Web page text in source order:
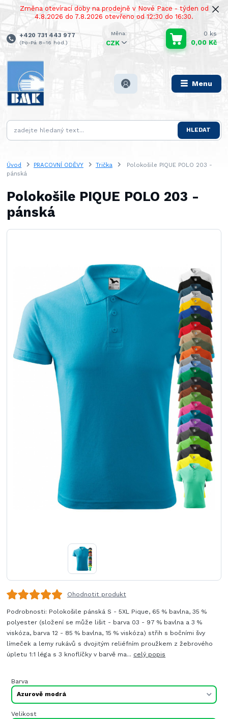
Změna otevírací doby na prodejně v Nové Pace - týden od
4.8.2026 do 7.8.2026 otevřeno od 12:30 do 16:30.
Menu
CZK
HLEDAT
+420 731 443 977
(Po-Pá 8–16 hod.)
0 ks
0,00 Kč
Úvod PRACOVNÍ ODĚVY Trička
Polokošile PIQUE POLO 203 -
pánská
Polokošile PIQUE POLO 203 -
pánská
Ohodnotit produkt
Podrobnosti: Polokošile pánská S - 5XL Pique, 65 % bavlna, 35 %
polyester (složení se může lišit - barva 03 - 97 % bavlna a 3 %
viskóza, barva 12 - 85 % bavlna, 15 % viskóza) střih s bočními švy
límeček a lemy rukávů s dvojitým reliéfním proužkem z žebrového
úpletu 1:1 léga s 3 knoflíčky v barvě ma... celý popis
Barva
Velikost